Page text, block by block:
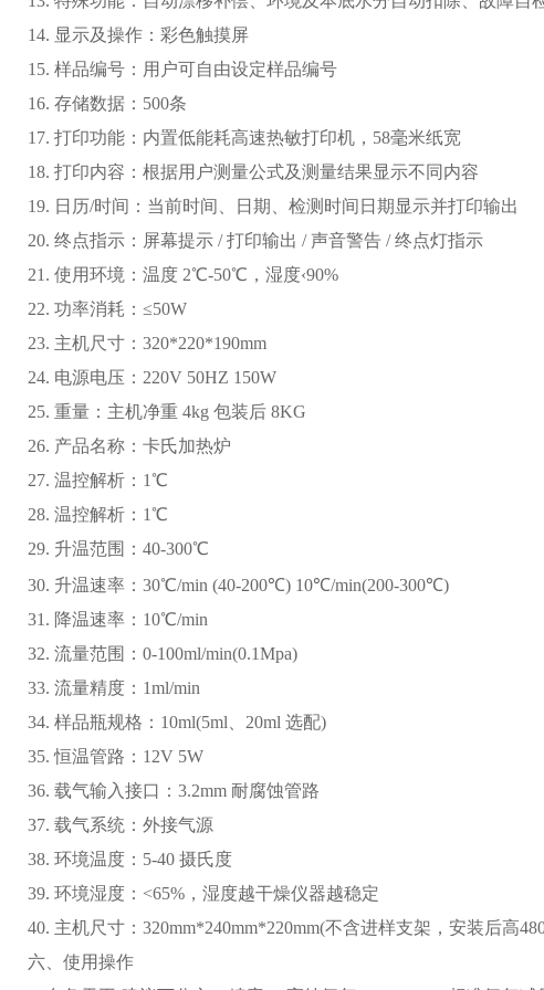
14. 显示及操作：彩色触摸屏
15. 样品编号：用户可自由设定样品编号
16. 存储数据：500条
17. 打印功能：内置低能耗高速热敏打印机，58毫米纸宽
18. 打印内容：根据用户测量公式及测量结果显示不同内容
19. 日历/时间：当前时间、日期、检测时间日期显示并打印输出
20. 终点指示：屏幕提示 / 打印输出 / 声音警告 / 终点灯指示
21. 使用环境：温度 2℃-50℃，湿度‹90%
22. 功率消耗：≤50W
23. 主机尺寸：320*220*190mm
24. 电源电压：220V 50HZ 150W
25. 重量：主机净重 4kg 包装后 8KG
26. 产品名称：卡氏加热炉
27. 温控解析：1℃
28. 温控解析：1℃
29. 升温范围：40-300℃
30. 升温速率：30℃/min (40-200℃) 10℃/min(200-300℃)
31. 降温速率：10℃/min
32. 流量范围：0-100ml/min(0.1Mpa)
33. 流量精度：1ml/min
34. 样品瓶规格：10ml(5ml、20ml 选配)
35. 恒温管路：12V 5W
36. 载气输入接口：3.2mm 耐腐蚀管路
37. 载气系统：外接气源
38. 环境温度：5-40 摄氏度
39. 环境湿度：<65%，湿度越干燥仪器越稳定
40. 主机尺寸：320mm*240mm*220mm(不含进样支架，安装后高
六、使用操作